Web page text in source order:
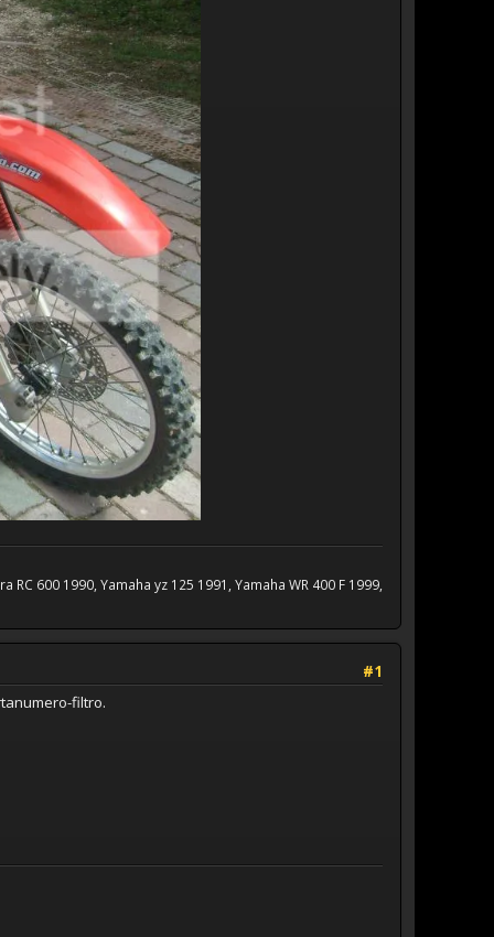
600 1990, Yamaha yz 125 1991, Yamaha WR 400 F 1999,
#1
filtro.